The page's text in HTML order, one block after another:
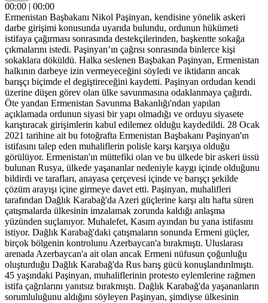
00:00 | 00:00
Ermenistan Başbakanı Nikol Paşinyan, kendisine yönelik askeri
darbe girişimi konusunda uyarıda bulundu, ordunun hükümeti
istifaya çağırması sonrasında destekçilerinden, başkentte sokağa
çıkmalarını istedi. Paşinyan’ın çağrısı sonrasında binlerce kişi
sokaklara döküldü. Halka seslenen Başbakan Paşinyan, Ermenistan
halkının darbeye izin vermeyeceğini söyledi ve iktidarın ancak
barışçı biçimde el degiştireceğini kaydetti. Paşinyan ordudan kendi
üzerine düşen görev olan ülke savunmasına odaklanmaya çağırdı.
Öte yandan Ermenistan Savunma Bakanlığı'ndan yapılan
açıklamada ordunun siyasi bir yapı olmadığı ve orduyu siyasete
karıştıracak girişimlerin kabul edilemez olduğu kaydedildi. 28 Ocak
2021 tarihine ait bu fotoğrafta Ermenistan Başbakanı Paşinyan'ın
istifasını talep eden muhaliflerin polisle karşı karşıya olduğu
görülüyor. Ermenistan'ın müttefiki olan ve bu ülkede bir askeri üssü
bulunan Rusya, ülkede yaşananlar nedeniyle kaygı içinde olduğunu
bildirdi ve tarafları, anayasa çerçevesi içinde ve barışçı şekilde
çözüm arayışı içine girmeye davet etti. Paşinyan, muhalifleri
tarafından Dağlık Karabağ'da Azeri güçlerine karşı altı hafta süren
çatışmalarda ülkesinin imzalamak zorunda kaldığı anlaşma
yüzünden suçlanıyor. Muhalefet, Kasım ayından bu yana istifasını
istiyor. Dağlık Karabağ'daki çatışmaların sonunda Ermeni güçler,
birçok bölgenin kontrolunu Azerbaycan'a bırakmıştı. Uluslarası
arenada Azerbaycan'a ait olan ancak Ermeni nüfusun çoğunluğu
oluşturduğu Dağlık Karabağ'da Rus barış gücü konuşlandırılmıştı.
45 yaşındaki Paşinyan, muhaliflerinin protesto eylemlerine rağmen
istifa çağrılarını yanıtsız bırakmıştı. Dağlık Karabağ'da yaşananların
sorumluluğunu aldığını söyleyen Paşinyan, şimdiyse ülkesinin